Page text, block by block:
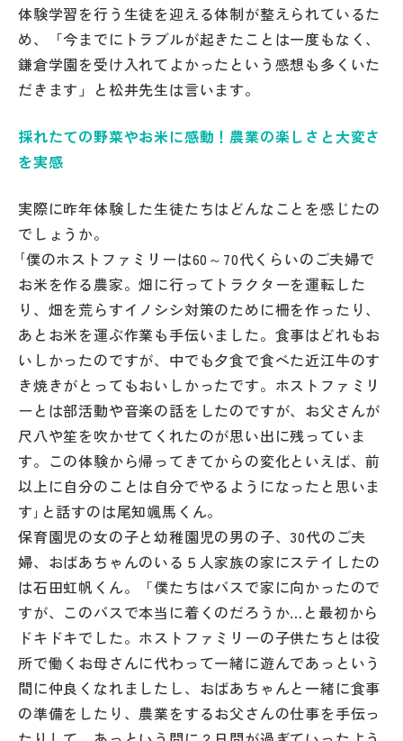
体験学習を行う生徒を迎える体制が整えられているた
め、「今までにトラブルが起きたことは一度もなく、
鎌倉学園を受け入れてよかったという感想も多くいた
だきます」と松井先生は言います。
採れたての野菜やお米に感動！農業の楽しさと大変さ
を実感
実際に昨年体験した生徒たちはどんなことを感じたの
でしょうか。
｢僕のホストファミリーは60～70代くらいのご夫婦で
お米を作る農家。畑に行ってトラクターを運転した
り、畑を荒らすイノシシ対策のために柵を作ったり、
あとお米を運ぶ作業も手伝いました。食事はどれもお
いしかったのですが、中でも夕食で食べた近江牛のす
き焼きがとってもおいしかったです。ホストファミリ
ーとは部活動や音楽の話をしたのですが、お父さんが
尺八や笙を吹かせてくれたのが思い出に残っていま
す。この体験から帰ってきてからの変化といえば、前
以上に自分のことは自分でやるようになったと思いま
す｣と話すのは尾知颯馬くん。
保育園児の女の子と幼稚園児の男の子、30代のご夫
婦、おばあちゃんのいる５人家族の家にステイしたの
は石田虹帆くん。「僕たちはバスで家に向かったので
すが、このバスで本当に着くのだろうか…と最初から
ドキドキでした。ホストファミリーの子供たちとは役
所で働くお母さんに代わって一緒に遊んであっという
間に仲良くなれましたし、おばあちゃんと一緒に食事
の準備をしたり、農業をするお父さんの仕事を手伝っ